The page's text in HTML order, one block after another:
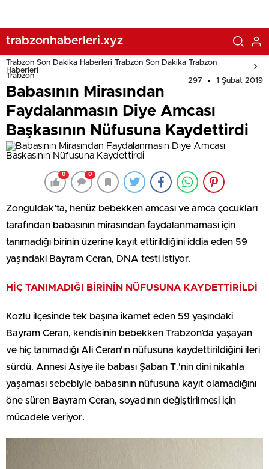
trabzonhaberleri.xyz
Trabzon Son Dakika Haberleri Trabzon Son Dakika Trabzon
Haberleri
Trabzon
297 1 Şubat 2019
Babasının Mirasından
Faydalanmasın Diye Amcası
Başkasının Nüfusuna Kaydettirdi
0 0
Zonguldak’ta, henüz bebekken amcası ve amca çocukları
tarafından babasının mirasından faydalanmaması için
tanımadığı birinin üzerine kayıt ettirildiğini iddia eden 59
yaşındaki Bayram Ceran, DNA testi istiyor.
HİÇ TANIMADIĞI BİRİNİN NÜFUSUNA KAYDETTİRİLDİ
Kozlu ilçesinde tek başına ikamet eden 59 yaşındaki
Bayram Ceran, kendisinin bebekken Trabzon’da yaşayan
ve hiç tanımadığı Ali Ceran’ın nüfusuna kaydettirildiğini ileri
sürdü. Annesi Asiye ile babası Şaban T.’nin dini nikahla
yaşaması sebebiyle babasının nüfusuna kayıt olamadığını
öne süren Bayram Ceran, soyadının değiştirilmesi için
mücadele veriyor.